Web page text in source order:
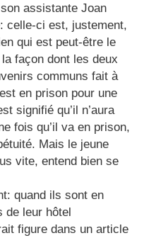
assistante Joan
celle-ci est, justement,
qui est peut-être le
façon dont les deux
communs fait à
en prison pour une
signifié qu’il n’aura
fois qu’il va en prison,
Mais le jeune
vite, entend bien se
quand ils sont en
de leur hôtel
figure dans un article